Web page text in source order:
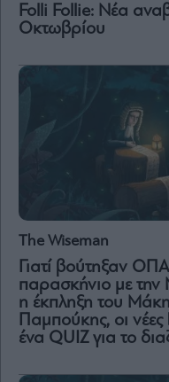
Folli Follie: Νέα
Οκτωβρίου
The Wiseman
Γιατί βούτηξαν
παρασκήνιο με
η έκπληξη του
Παμπούκης, οι
ένα QUIZ για το